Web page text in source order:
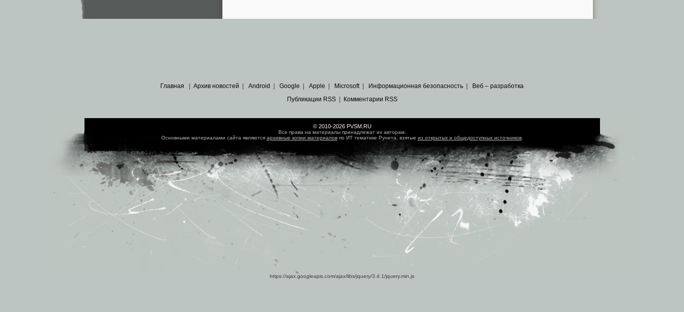
Главная Архив новостей Android Google Apple Microsoft| Информационная безопасность
Веб – разработка
Публикации RSS| Комментарии RSS
© 2010-2026 PVSM.RU
Все права на материалы принадлежат их авторам.
Основными материалами сайта являются архивные копии материаловпо ИТ тематике Рунета, взятые из открытых и общедоступных источников.
https://ajax.googleapis.com/ajax/libs/jquery/3.4.1/jquery.min.js